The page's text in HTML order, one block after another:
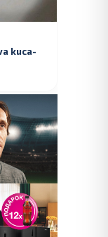
kuca-